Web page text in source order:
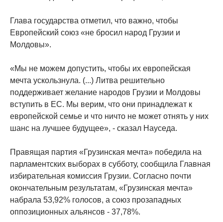
Глава государства отметил, что важно, чтобы
Европейский союз «не бросил народ Грузии и
Молдовы».
«Мы не можем допустить, чтобы их европейская
мечта ускользнула. (...) Литва решительно
поддерживает желание народов Грузии и Молдовы
вступить в ЕС. Мы верим, что они принадлежат к
европейской семье и что ничто не может отнять у них
шанс на лучшее будущее», - сказал Науседа.
Правящая партия «Грузинская мечта» победила на
парламентских выборах в субботу, сообщила Главная
избирательная комиссия Грузии. Согласно почти
окончательным результатам, «Грузинская мечта»
набрала 53,92% голосов, а союз прозападных
оппозиционных альянсов - 37,78%.